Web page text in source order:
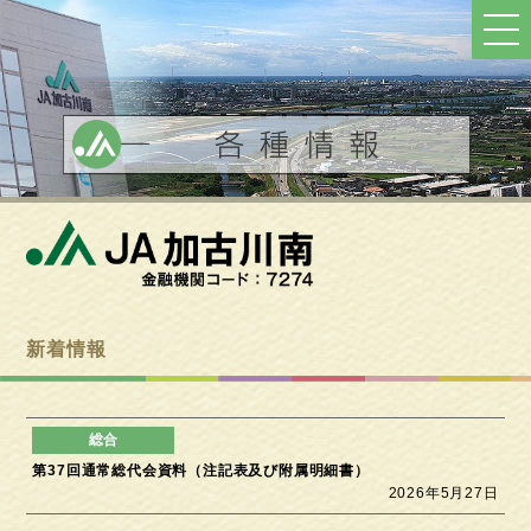
新着情報
第37回通常総代会資料（注記表及び附属明細書）
2026年5月27日